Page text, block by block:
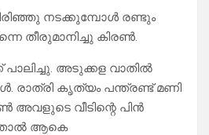
നടക്കുമ്പോൾ രണ്ടും
തീരുമാനിച്ചു കിരൺ.
പാലിച്ചു. അടുക്കള വാതിൽ
രാത്രി കൃത്യം പന്ത്രണ്ട് മണി
അവളുടെ വീടിന്റെ പിൻ
ആകെ